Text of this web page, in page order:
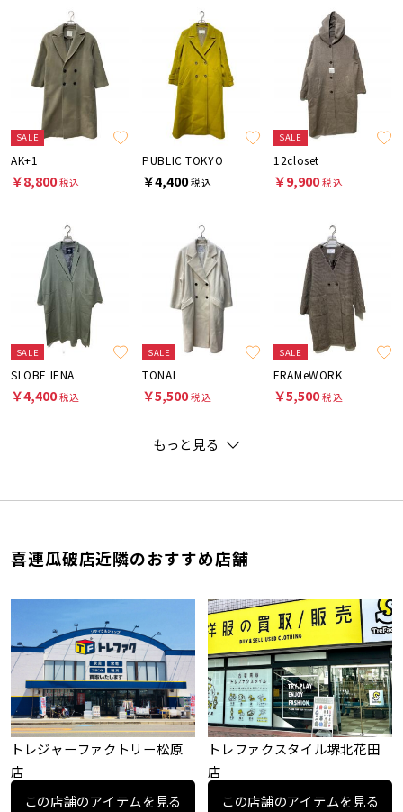
SALE
AK+1
￥8,800税込
PUBLIC TOKYO
￥4,400税込
SALE
12closet
￥9,900税込
SALE
SLOBE IENA
￥4,400税込
SALE
TONAL
￥5,500税込
SALE
FRAMeWORK
￥5,500税込
もっと見る
喜連瓜破店近隣のおすすめ店舗
トレジャーファクトリー松原
店
この店舗のアイテムを見る
トレファクスタイル堺北花田
店
この店舗のアイテムを見る